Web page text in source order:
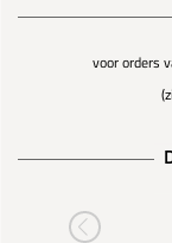
voor orders